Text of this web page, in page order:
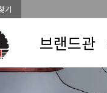
기
브랜드관